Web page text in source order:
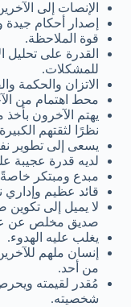
الإنصات إلى
إصدار أحكام جيدة
قوة الملاحظة.
القدرة على
للمشكلات.
الاتزان والحكمة
محط اهتمام من
يهتم الآخرون
نظرًا لثقتهم
يسعى إلى تطوير
لديه قدرة عجيبة
مبدع ومبتكر خاصةً
قائد عظيم وإداري
لا يميل إلى
صديق مخلص عن
يغلب عليه الهدوء.
إنسان ملهم
من أحد.
مُقدر لقيمته
شخصيته.